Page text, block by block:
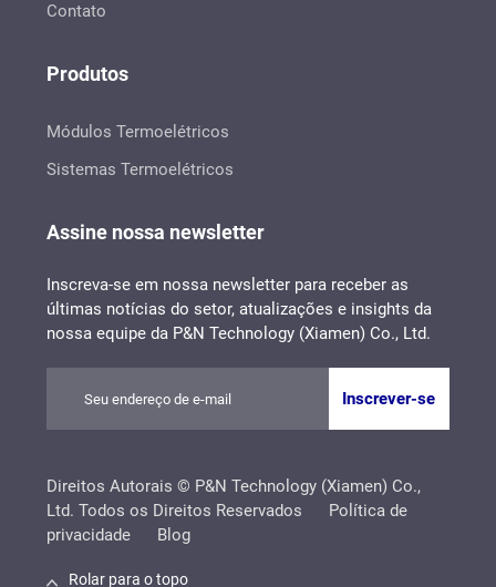
Contato
Produtos
Módulos Termoelétricos
Sistemas Termoelétricos
Assine nossa newsletter
Inscreva-se em nossa newsletter para receber as
últimas notícias do setor, atualizações e insights da
nossa equipe da P&N Technology (Xiamen) Co., Ltd.
Inscrever-se
Direitos Autorais © P&N Technology (Xiamen) Co.,
Ltd. Todos os Direitos Reservados
Política de
privacidade
Blog
Rolar para o topo